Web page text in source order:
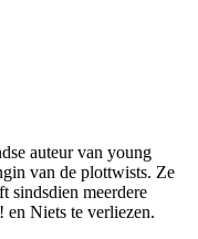
auteur van young
van de plottwists. Ze
sindsdien meerdere
en Niets te verliezen.